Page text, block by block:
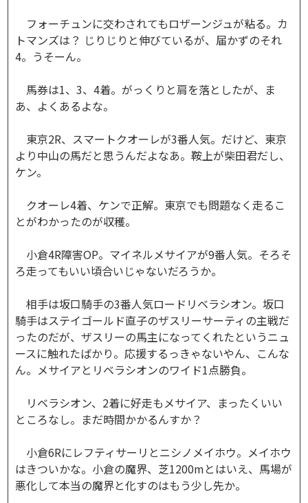
フォーチュンに交わされてもロザーンジュが粘る。カ
トマンズは？ じりじりと伸びているが、届かずのそれ
4。うそーん。
馬券は1、3、4着。がっくりと肩を落としたが、ま
あ、よくあるよな。
東京2R、スマートクオーレが3番人気。だけど、東京
より中山の馬だと思うんだよなあ。鞍上が柴田君だし、
ケン。
クオーレ4着、ケンで正解。東京でも問題なく走るこ
とがわかったのが収穫。
小倉4R障害OP。マイネルメサイアが9番人気。そろそ
ろ走ってもいい頃合いじゃないだろうか。
相手は坂口騎手の3番人気ロードリベラシオン。坂口
騎手はステイゴールド直子のザスリーサーティの主戦だ
ったのだが、ザスリーの馬主になってくれたというニュ
ースに触れたばかり。応援するっきゃないやん、こんな
ん。メサイアとリベラシオンのワイド1点勝負。
リベラシオン、2着に好走もメサイア、まったくいい
ところなし。まだ時間かかるんすか？
小倉6Rにレフティサーリとニシノメイホウ。メイホウ
はきついかな。小倉の魔界、芝1200mとはいえ、馬場が
悪化して本当の魔界と化すのはもう少し先か。